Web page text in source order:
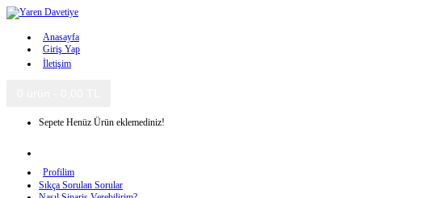
Anasayfa
Giriş Yap
İletişim
Sepete Henüz Ürün eklemediniz!
Profilim
Sıkça Sorulan Sorular